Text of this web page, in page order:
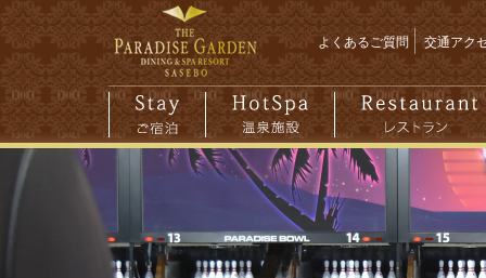
よくあるご質問 交通アク